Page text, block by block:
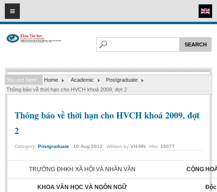
08 2026
HOME
Faculty of Literature
Departments
Department of Literary Theory and Criticism
Department of Foreign Literatures and Comparative Literature
Department of Sinology-Nom Studies
Center of Sinology and Nom Studies
Images - Events
You are here: Home Academic
Postgraduate
Thông báo về thời hạn cho HVCH khoá 2009, đợt 2
Thông báo về thời hạn cho HVCH khoá 2009, đợt
2
Category: Postgraduate 10 Aug 2012 Written by VH-NN Hits: 10077
TRƯỜNG ĐHKH XÃ HỘI VÀ NHÂN VĂN CỘNG
KHOA VĂN HỌC VÀ NGÔN NGỮ Độc